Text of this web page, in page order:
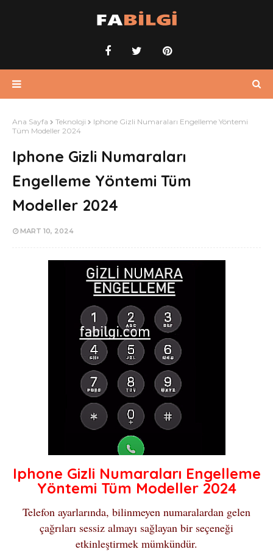
Ana Sayfa Teknoloji
Iphone Gizli Numaraları Engelleme Yöntemi
Tüm Modeller 2024
Iphone Gizli Numaraları
Engelleme Yöntemi Tüm
Modeller 2024
MART 10, 2024
Iphone Gizli Numaraları Engelleme
Yöntemi Tüm Modeller 2024
Telefon ayarlarında, bilinmeyen numaralardan gelen
çağrıları sessiz almayı sağlayan bir seçeneği
etkinleştirmek mümkündür.